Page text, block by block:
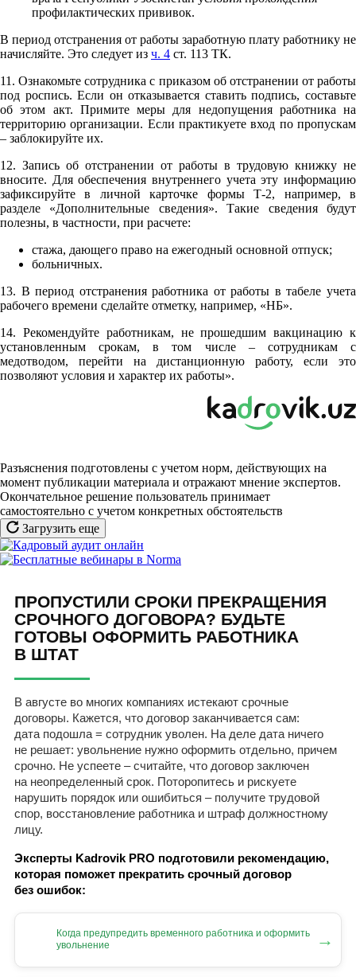
профилактических прививок.
В период отстранения от работы заработную плату работнику не
начисляйте. Это следует из ч. 4 ст. 113 ТК.
11. Ознакомьте сотрудника с приказом об отстранении от работы
под роспись. Если он отказывается ставить подпись, составьте
об этом акт. Примите меры для недопущения работника на
территорию организации. Если практикуете вход по пропускам
– заблокируйте их.
12. Запись об отстранении от работы в трудовую книжку не
вносите. Для обеспечения внутреннего учета эту информацию
зафиксируйте в личной карточке формы Т-2, например, в
разделе «Дополнительные сведения». Такие сведения будут
полезны, в частности, при расчете:
стажа, дающего право на ежегодный основной отпуск;
больничных.
13. В период отстранения работника от работы в табеле учета
рабочего времени сделайте отметку, например, «НБ».
14. Рекомендуйте работникам, не прошедшим вакцинацию к
установленным срокам, в том числе – сотрудникам с
медотводом, перейти на дистанционную работу, если это
позволяют условия и характер их работы».
Разъяснения подготовлены с учетом норм, действующих на
момент публикации материала и отражают мнение экспертов.
Окончательное решение пользователь принимает
самостоятельно с учетом конкретных обстоятельств
Загрузить еще
ПРОПУСТИЛИ СРОКИ ПРЕКРАЩЕНИЯ
СРОЧНОГО ДОГОВОРА? БУДЬТЕ
ГОТОВЫ ОФОРМИТЬ РАБОТНИКА
В ШТАТ
В августе во многих компаниях истекают срочные
договоры. Кажется, что договор заканчивается сам:
дата подошла = сотрудник уволен. На деле дата ничего
не решает: увольнение нужно оформить отдельно, причем
срочно. Не успеете – считайте, что договор заключен
на неопределенный срок. Поторопитесь и рискуете
нарушить порядок или ошибиться – получите трудовой
спор, восстановление работника и штраф должностному
лицу.
Эксперты Kadrovik PRO подготовили рекомендацию,
которая поможет прекратить срочный договор
без ошибок:
Когда предупредить временного работника и оформить
увольнение
→